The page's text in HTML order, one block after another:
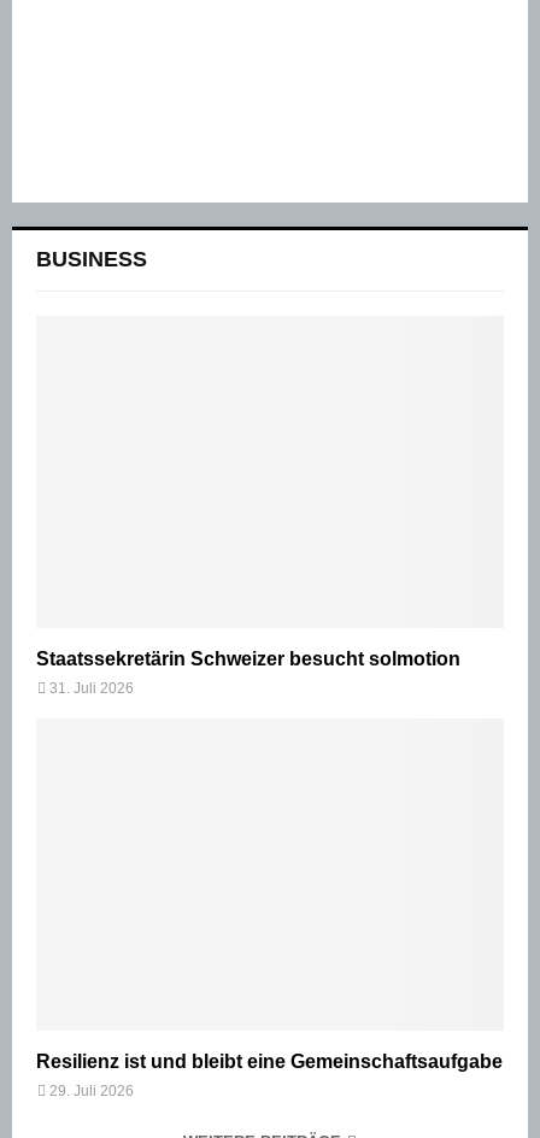
BUSINESS
Staatssekretärin Schweizer besucht solmotion
31. Juli 2026
Resilienz ist und bleibt eine Gemeinschaftsaufgabe
29. Juli 2026